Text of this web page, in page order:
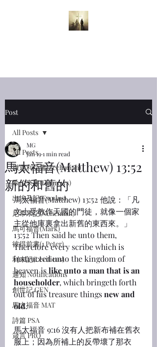
Post
All Posts
撒迦利亞書(Zechariah)
希伯來書(Hebrews)
出埃及記(Exodus)
尼希米記(Nehemiah)
馬可福音(Mark)
彼得前書(1 Peter)
利未記(Leviticus)
通知 Notifications
創世記 GEN
馬太福音 MAT
詩篇 PSA
箴言 PRO
All Posts
馬太福音(Matthew) 13:52
新的和舊的
MG
Jan 191 min read
馬太福音(Matthew) 13:52 他說：「凡
文士受教作天國的門徒，就像一個家
主從他庫裏拿出新舊的東西來。」
13:52 Then said he unto them,
Therefore every scribe which is
instructed unto the kingdom of
heaven is like unto a man that is an
householder, which bringeth forth
out of his treasure things new and
old.
馬太福音 9:16 沒有人把新布補在舊衣
服上；因為所補上的反帶壞了那衣